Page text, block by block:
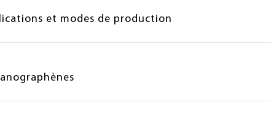
et modes de production